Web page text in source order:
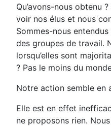
Qu’avons-nous obtenu
voir nos élus et nous
Sommes-nous
des groupes de travail.
lorsqu’elles sont
? Pas le moins du
Notre action semble en
Elle est en effet
ne proposons rien.